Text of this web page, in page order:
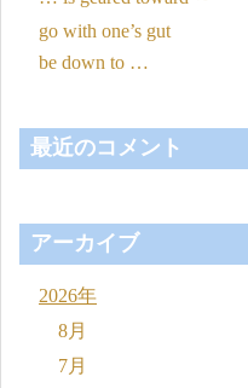
go with one’s gut
be down to …
最近のコメント
アーカイブ
2026年
8月
7月